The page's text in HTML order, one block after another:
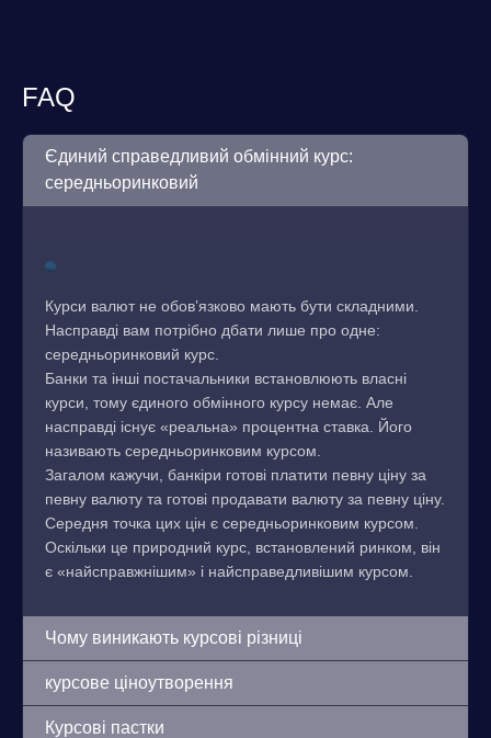
FAQ
Єдиний справедливий обмінний курс:
середньоринковий
Курси валют не обов’язково мають бути складними.
Насправді вам потрібно дбати лише про одне:
середньоринковий курс.
Банки та інші постачальники встановлюють власні
курси, тому єдиного обмінного курсу немає. Але
насправді існує «реальна» процентна ставка. Його
називають середньоринковим курсом.
Загалом кажучи, банкіри готові платити певну ціну за
певну валюту та готові продавати валюту за певну ціну.
Середня точка цих цін є середньоринковим курсом.
Оскільки це природний курс, встановлений ринком, він
є «найсправжнішим» і найсправедливішим курсом.
Чому виникають курсові різниці
курсове ціноутворення
Курсові пастки